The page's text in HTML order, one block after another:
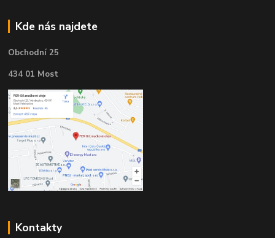
Kde nás najdete
Obchodní 25
434 01 Most
Kontakty